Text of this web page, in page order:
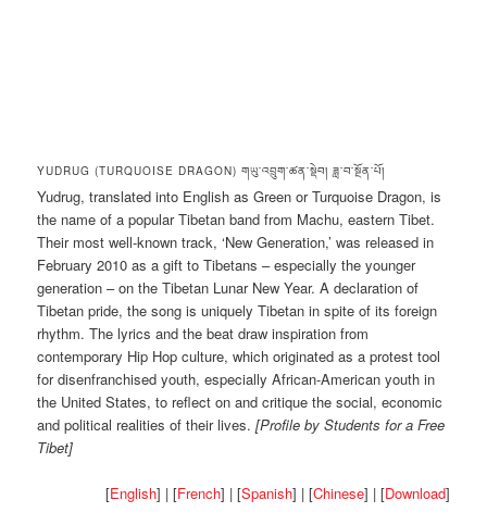
YUDRUG (TURQUOISE DRAGON) གཡུ་འབྲུག་ཚན་སྡེབ། ཟླ་བ་སྔོན་པོ།
Yudrug, translated into English as Green or Turquoise Dragon, is
the name of a popular Tibetan band from Machu, eastern Tibet.
Their most well-known track, ‘New Generation,’ was released in
February 2010 as a gift to Tibetans – especially the younger
generation – on the Tibetan Lunar New Year. A declaration of
Tibetan pride, the song is uniquely Tibetan in spite of its foreign
rhythm. The lyrics and the beat draw inspiration from
contemporary Hip Hop culture, which originated as a protest tool
for disenfranchised youth, especially African-American youth in
the United States, to reflect on and critique the social, economic
and political realities of their lives. [Profile by Students for a Free
Tibet]
[English] | [French] | [Spanish] | [Chinese] | [Download]